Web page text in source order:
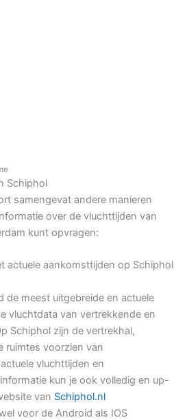
Schiphol
samengevat andere manieren
over de vluchttijden van
kunt opvragen:
actuele aankomsttijden op Schiphol
de meest uitgebreide en actuele
vluchtdata van vertrekkende en
Schiphol zijn de vertrekhal,
ruimtes voorzien van
vluchttijden en
kun je ook volledig en up-
van Schiphol.nl
voor de Android als IOS